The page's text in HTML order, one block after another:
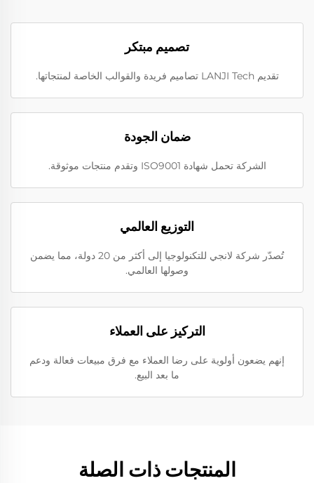
تصميم مبتكر
تقديم LANJI Tech تصاميم فريدة والقوالب الخاصة لمنتجاتها.
ضمان الجودة
الشركة تحمل شهادة ISO9001 وتقدم منتجات موثوقة.
التوزيع العالمي
تُصدّر شركة لانجي للتكنولوجيا إلى أكثر من 20 دولة، مما يضمن
وصولها العالمي.
التركيز على العملاء
إنهم يضعون أولوية على رضا العملاء مع فرق مبيعات فعالة ودعم
ما بعد البيع.
المنتجات ذات الصلة